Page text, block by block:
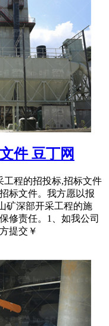
件 豆丁网
工程的招投标,招标文件
标文件。我方愿以报
矿深部开采工程的施
修责任。1、如我公司
提交￥